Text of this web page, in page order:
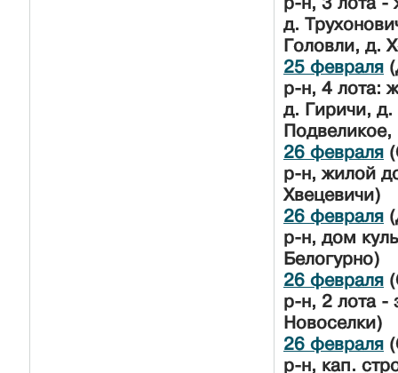
д.
Головли, д.
25 февраля
р-н, 4 лота:
д. Гиричи,
Подвеликое,
26 февраля
р-н, жилой
Хвецевичи)
26 февраля
р-н, дом
Белогурно)
26 февраля
р-н, 2 лота -
Новоселки)
26 февраля
р-н, кап.